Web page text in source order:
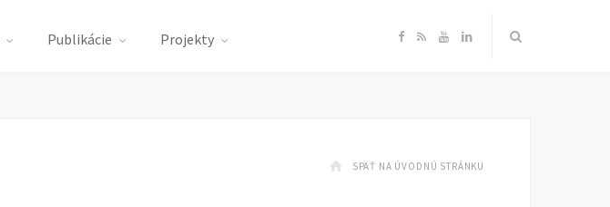
Publikácie Projekty F
e
R Y
T
L
k
SPÄŤ NA ÚVODNÚ STRÁNKU